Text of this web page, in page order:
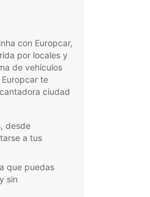
con Europcar,
por locales y
de vehículos
te
ciudad
desde
a tus
que puedas
sin